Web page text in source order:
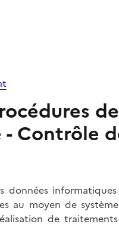
Contrôle
données
au moyen de
de